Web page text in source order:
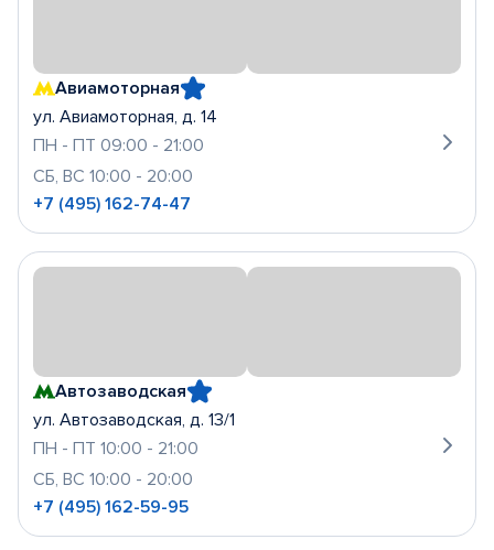
Авиамоторная
ул. Авиамоторная, д. 14
ПН - ПТ 09:00 - 21:00
СБ, ВС 10:00 - 20:00
+7 (495) 162-74-47
Автозаводская
ул. Автозаводская, д. 13/1
ПН - ПТ 10:00 - 21:00
СБ, ВС 10:00 - 20:00
+7 (495) 162-59-95